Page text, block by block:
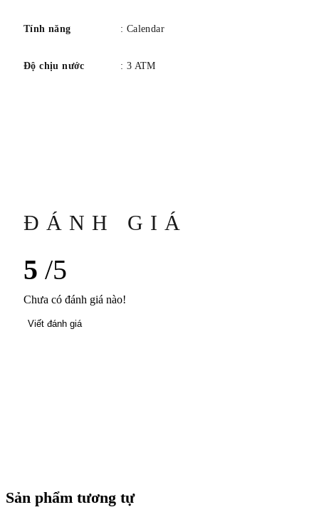
Tính năng : Calendar
Độ chịu nước : 3 ATM
ĐÁNH GIÁ
5 /5
Chưa có đánh giá nào!
Viết đánh giá
Sản phẩm tương tự